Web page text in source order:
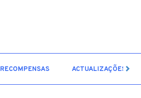
RECOMPENSAS ACTUALIZAÇÕES